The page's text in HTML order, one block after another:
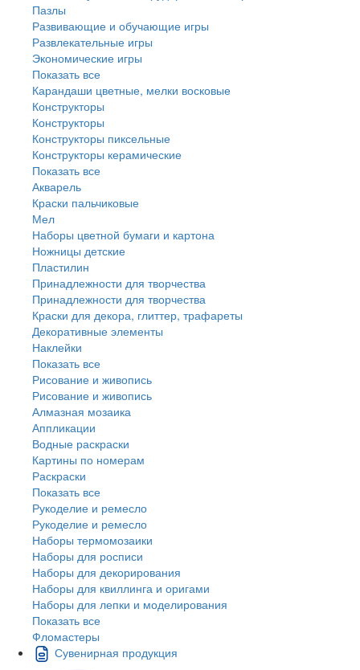
Пазлы
Развивающие и обучающие игры
Развлекательные игры
Экономические игры
Показать все
Карандаши цветные, мелки восковые
Конструкторы
Конструкторы
Конструкторы пиксельные
Конструкторы керамические
Показать все
Акварель
Краски пальчиковые
Мел
Наборы цветной бумаги и картона
Ножницы детские
Пластилин
Принадлежности для творчества
Принадлежности для творчества
Краски для декора, глиттер, трафареты
Декоративные элементы
Наклейки
Показать все
Рисование и живопись
Рисование и живопись
Алмазная мозаика
Аппликации
Водные раскраски
Картины по номерам
Раскраски
Показать все
Рукоделие и ремесло
Рукоделие и ремесло
Наборы термомозаики
Наборы для росписи
Наборы для декорирования
Наборы для квиллинга и оригами
Наборы для лепки и моделирования
Показать все
Фломастеры
Сувенирная продукция